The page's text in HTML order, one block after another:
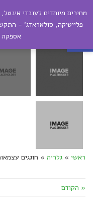
פתח סרגל נגישות
ראשי » גלריה » חוגגים
« הקודם
מחירים מיוחדים לעובדי
פלייטיקה, סולאראדג' -
אספקה